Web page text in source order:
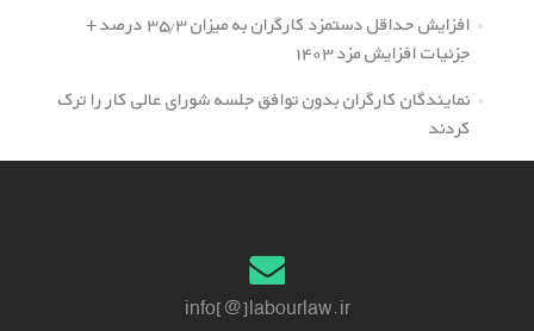
افزایش حداقل دستمزد کارگران به میزان ۳۵.۳ درصد +
جزئیات افزایش مزد ۱۴۰۳
نمایندگان کارگران بدون توافق جلسه شورای عالی کار را ترک
کردند
info[@]labourlaw.ir